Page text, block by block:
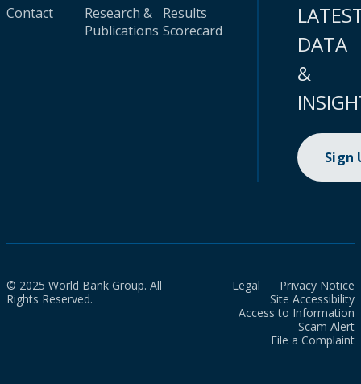
Contact
Research &
Publications
Results
Scorecard
DATA
&
Sign
© 2025 World Bank Group. All
Rights Reserved.
Legal
Privacy Notice
Site Accessibility
Access to Information
Scam Alert
File a Complaint